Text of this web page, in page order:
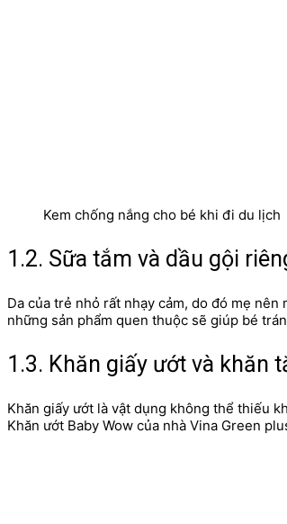
Kem chống nắng cho bé khi đi du lịch
1.2. Sữa tắm và dầu gội
Da của trẻ nhỏ rất nhạy cảm, do đó mẹ
những sản phẩm quen thuộc sẽ giúp bé
1.3. Khăn giấy ướt và khăn
Khăn giấy ướt là vật dụng không thể thiếu
Khăn ướt Baby Wow của nhà Vina Green